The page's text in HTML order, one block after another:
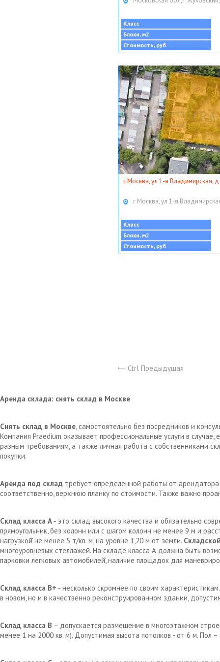
Класс
Блоки, м2
Стоимость, руб
г Москва, ул 1-я Владимирская, д
г Москва, ул 1-я
Класс
Блоки, м2
Стоимость, руб
Ctrl Предыдущая
Аренда склада: снять склад в Москве
Снять склад в Москве, самостоятельно без посредников и
Компания Praedium оказывает профессиональные услуги в
разным требованиям, а также личная работа с собственниками
покупки.
Аренда под склад требует определенной работы от
соответственно, верхнюю планку по стоимости. Также важно
Склад класса А - это склад высокого качества и обязательно
прямоугольник, без колонн или с шагом колонн не менее 9 м и
нагрузкой̆ не менее 5 т/кв. м, на уровне 1,20 м от земли.
многоуровневых стеллажей. На складе класса А должна быть
парковки легковых автомобилей̆, наличие площадок для
Склад класса В+ - несколько скромнее по своим
в новом, но и в качественно реконструированном здании,
Склад класса В – допускается размещение в многоэтажном
менее 1 на 2000 кв. м). Допустимая высота потолков - от 6 м. Пол